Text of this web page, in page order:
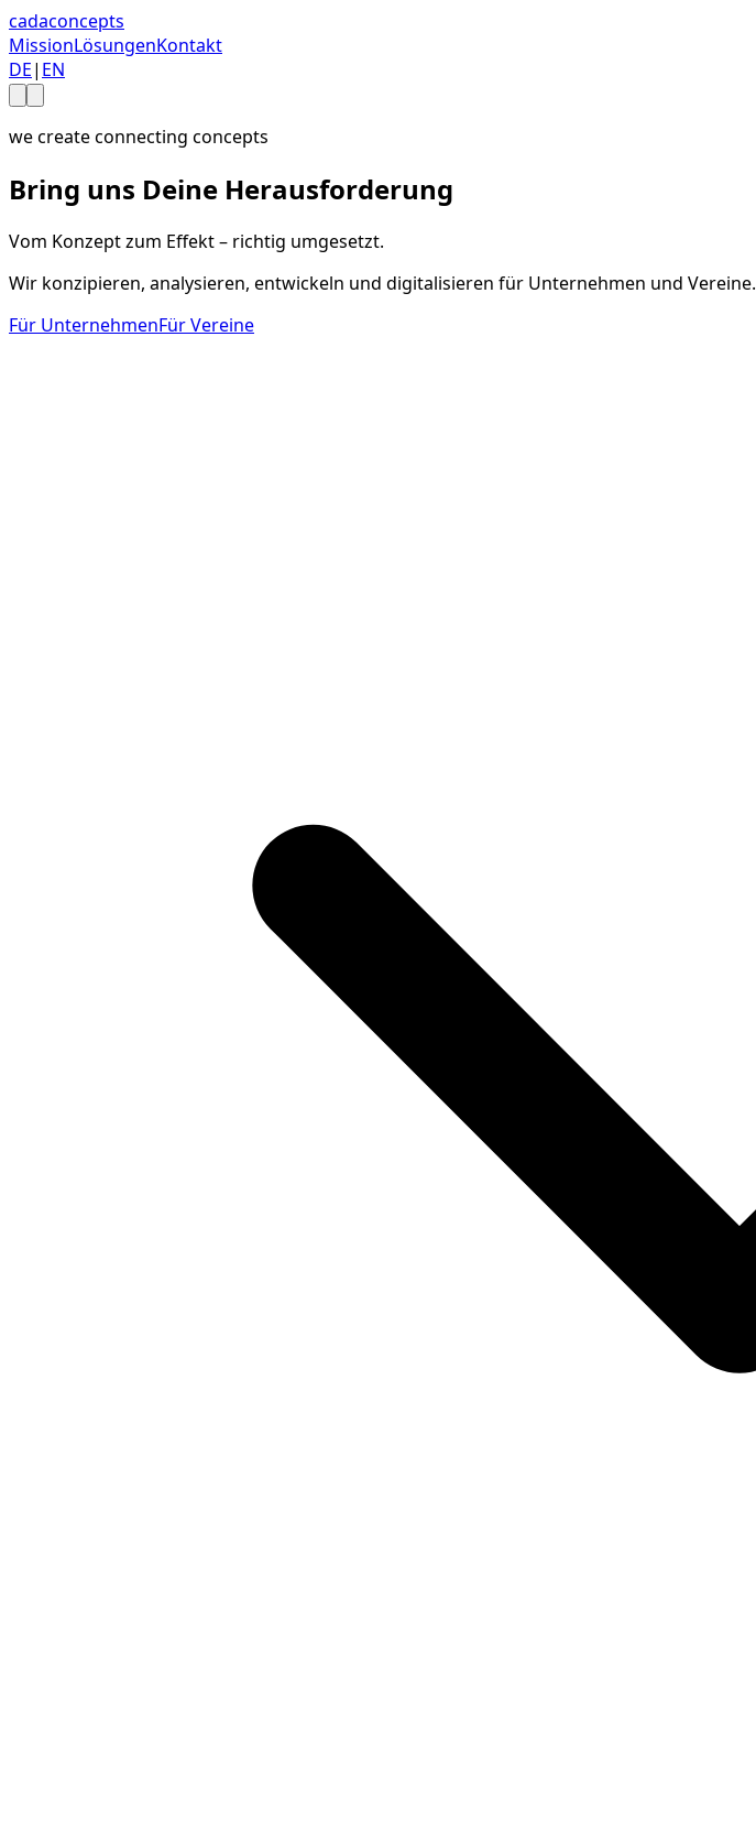
cadaconcepts
MissionLösungenKontakt
DE| EN
we create connecting concepts
Bring uns Deine Herausforderung
Vom Konzept zum Effekt – richtig umgesetzt.
Wir konzipieren, analysieren, entwickeln und digitalisieren für Unternehmen und Vereine.
Für UnternehmenFür Vereine